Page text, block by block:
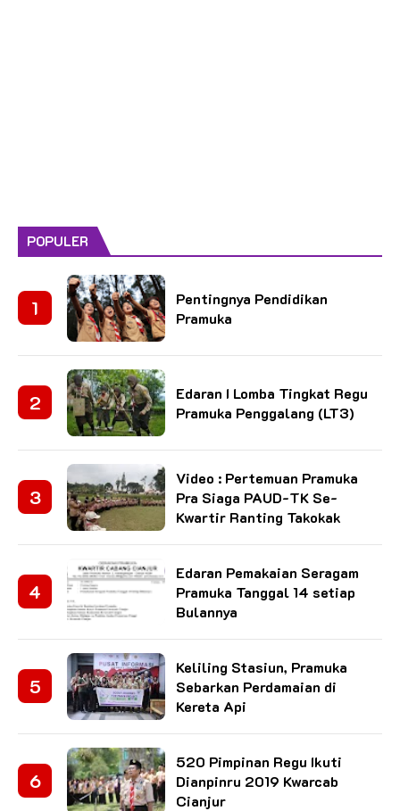
POPULER
Pentingnya Pendidikan
Pramuka
Edaran I Lomba Tingkat Regu
Pramuka Penggalang (LT3)
Video : Pertemuan Pramuka
Pra Siaga PAUD-TK Se-
Kwartir Ranting Takokak
Edaran Pemakaian Seragam
Pramuka Tanggal 14 setiap
Bulannya
Keliling Stasiun, Pramuka
Sebarkan Perdamaian di
Kereta Api
520 Pimpinan Regu Ikuti
Dianpinru 2019 Kwarcab
Cianjur